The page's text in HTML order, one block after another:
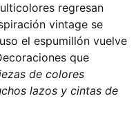
regresan
vintage se
el espumillón vuelve
que
de colores
lazos y cintas de